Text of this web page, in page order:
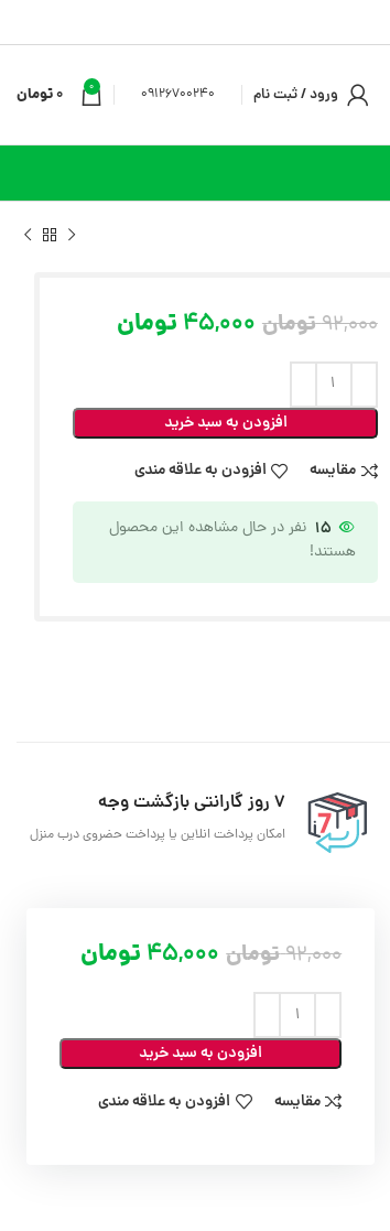
ورود / ثبت نام 09126700240
0
0تومان
92,000تومان 45,000 تومان
افزودن به سبد خرید
مقایسه
افزودن به علاقه مندی
15 نفر در حال مشاهده این محصول
هستند!
7 روز گارانتی بازگشت وجه
امکان پرداخت انلاین یا پرداخت حضروی درب منزل
92,000تومان 45,000 تومان
افزودن به سبد خرید
مقایسه
افزودن به علاقه مندی